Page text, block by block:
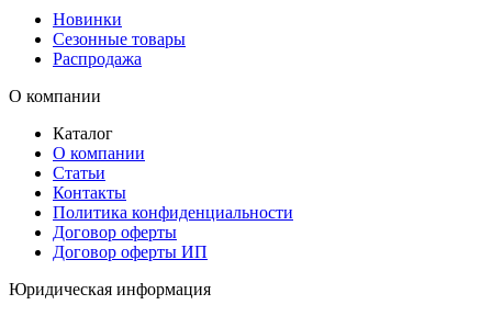
Новинки
Сезонные товары
Распродажа
О компании
Каталог
О компании
Статьи
Контакты
Политика конфиденциальности
Договор оферты
Договор оферты ИП
Юридическая информация